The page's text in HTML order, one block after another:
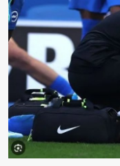
Deals!
Over